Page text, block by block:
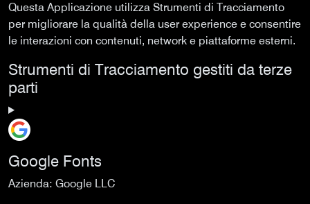
Questa Applicazione utilizza Strumenti di Tracciamento
per migliorare la qualità della user experience e consentire
le interazioni con contenuti, network e piattaforme esterni.
Strumenti di Tracciamento gestiti da terze
parti
Google Fonts
Azienda: Google LLC